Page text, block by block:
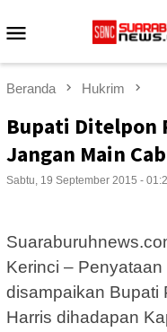
ke
Beranda Hukrim
Bupati Ditelpon
Jangan Main
Sabtu, 19 September 2015 -
Kerinci –
disampaikan Bupati
Harris dihadapan